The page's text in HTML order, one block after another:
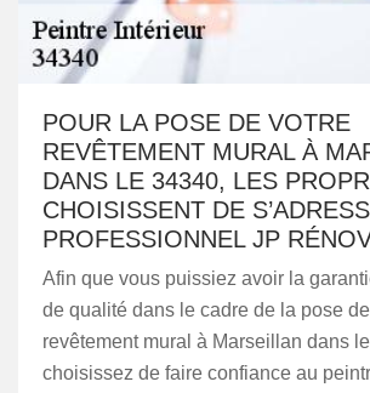
POUR LA POSE DE VOTRE
REVÊTEMENT MURAL À
DANS LE 34340, LES
CHOISISSENT DE
PROFESSIONNEL JP
Afin que vous puissiez avoir la
de qualité dans le cadre de la pose
revêtement mural à Marseillan dans
choisissez de faire confiance au